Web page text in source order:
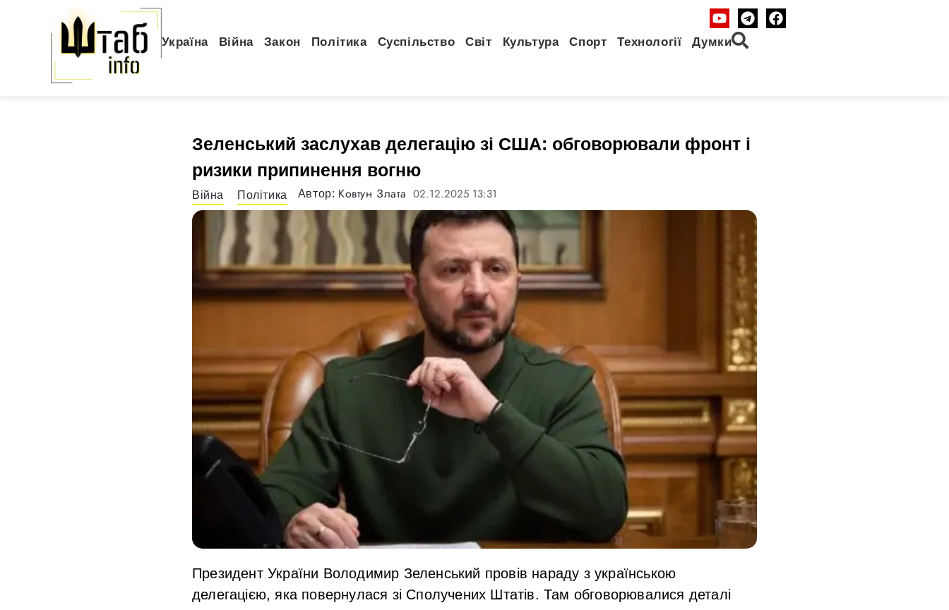
Україна Війна Закон Політика Суспільство Світ Культура Спорт Технології Думки
Зеленський заслухав делегацію зі США: обговорювали фронт і
ризики припинення вогню
Війна Політика Автор: Ковтун Злата 02.12.2025 13:31
Президент України Володимир Зеленський провів нараду з українською
делегацією, яка повернулася зі Сполучених Штатів. Там обговорювалися деталі